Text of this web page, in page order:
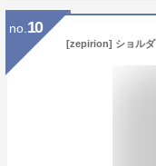
no. 10